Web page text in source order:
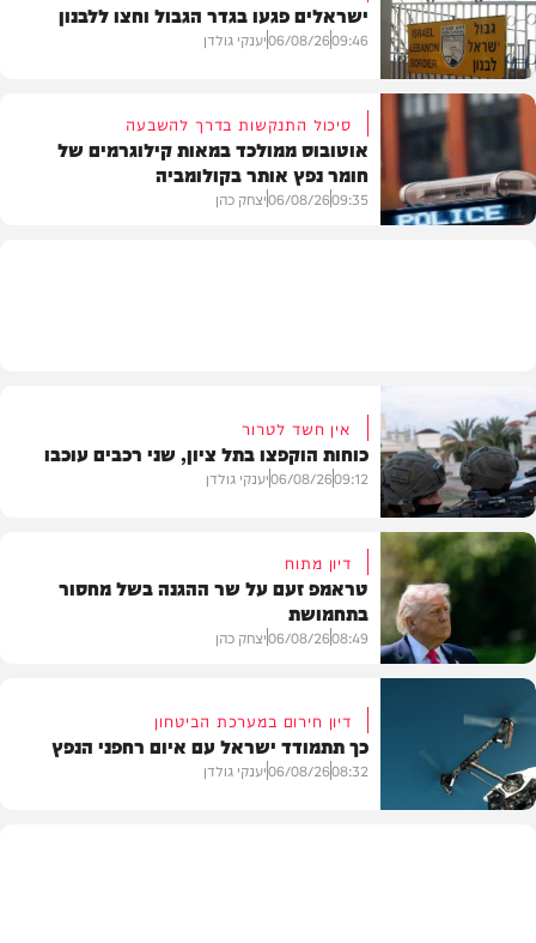
חדשות
חדשות
ישראלים פגעו בגדר הגבול וחצו ללבנון
09:46
06/08/26יענקי גולדן
סיכול התנקשות בדרך להשבעה
אוטובוס ממולכד במאות קילוגרמים של
חומר נפץ אותר בקולומביה
09:35
06/08/26יצחק כהן
חדשות
אין חשד לטרור
כוחות הוקפצו בתל ציון, שני רכבים עוכבו
09:12
06/08/26יענקי גולדן
חדשות
דיון מתוח
טראמפ זעם על שר ההגנה בשל מחסור
בתחמושת
08:49
06/08/26יצחק כהן
דיון חירום במערכת הביטחון
כך תתמודד ישראל עם איום רחפני הנפץ
08:32
06/08/26יענקי גולדן